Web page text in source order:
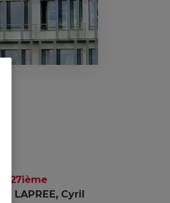
27ième
LAPREE, Cyril